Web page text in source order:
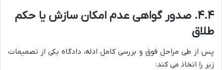
۴.۴. صدور گواهی عدم امکان سازش یا حکم
طلاق
پس از طی مراحل فوق و بررسی کامل ادله، دادگاه یکی از تصمیمات
زیر را اتخاذ می کند: